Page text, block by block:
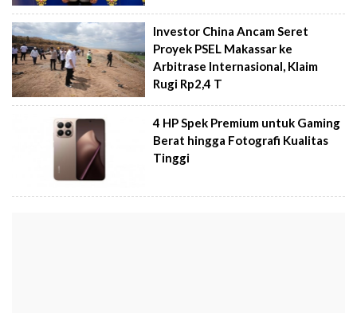
Investor China Ancam Seret
Proyek PSEL Makassar ke
Arbitrase Internasional, Klaim
Rugi Rp2,4 T
4 HP Spek Premium untuk Gaming
Berat hingga Fotografi Kualitas
Tinggi